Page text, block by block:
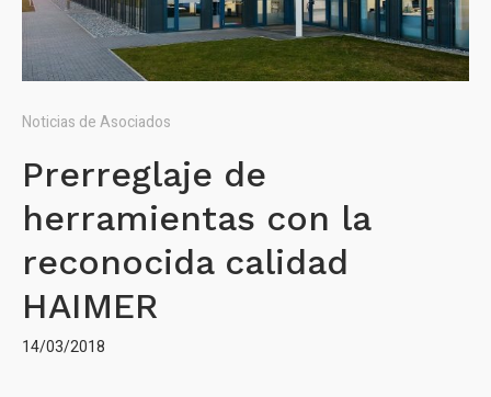
Noticias de Asociados
Prerreglaje de
herramientas con la
reconocida calidad
HAIMER
14/03/2018